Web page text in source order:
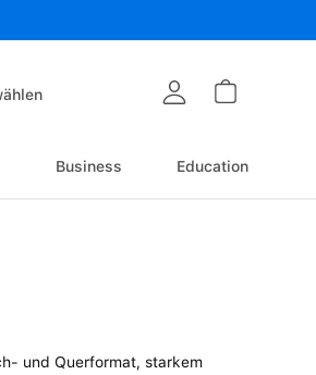
Business Education
und Querformat, starkem